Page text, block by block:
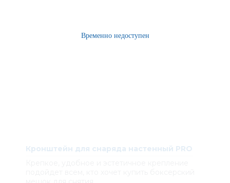
Кронштейн для снаряда настенный PRO